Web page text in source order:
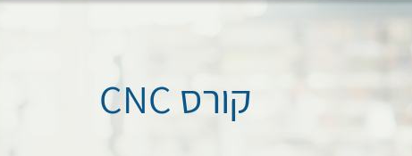
קורס CNC